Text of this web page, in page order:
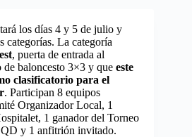
los días 4 y 5 de julio y
categorías. La categoría
, puerta de entrada al
baloncesto 3×3 y que este
clasificatorio para el
. Participan 8 equipos
Organizador Local, 1
1 ganador del Torneo
y 1 anfitrión invitado.